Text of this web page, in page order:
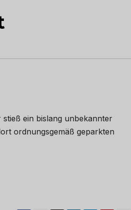
stieß ein bislang unbekannter
ordnungsgemäß geparkten